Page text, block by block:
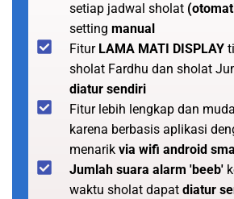
setiap jadwal sholat
setting manual
Fitur LAMA MATI DISPLAY
sholat Fardhu dan sholat
diatur sendiri
Fitur lebih lengkap dan
karena berbasis aplikasi
menarik via wifi android
Jumlah suara alarm 'beeb'
waktu sholat dapat diatur